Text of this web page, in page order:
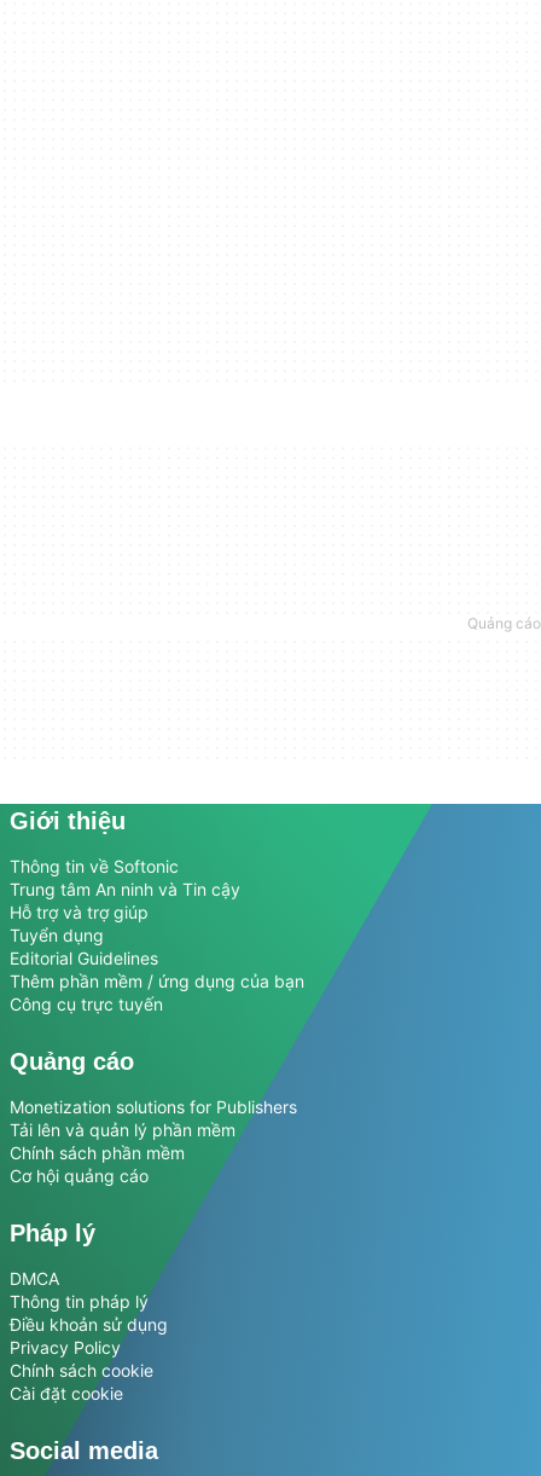
Giới thiệu
Thông tin về Softonic
Trung tâm An ninh và Tin cậy
Hỗ trợ và trợ giúp
Tuyển dụng
Editorial Guidelines
Thêm phần mềm / ứng dụng của bạn
Công cụ trực tuyến
Quảng cáo
Monetization solutions for Publishers
Tải lên và quản lý phần mềm
Chính sách phần mềm
Cơ hội quảng cáo
Pháp lý
DMCA
Thông tin pháp lý
Điều khoản sử dụng
Privacy Policy
Chính sách cookie
Cài đặt cookie
Social media